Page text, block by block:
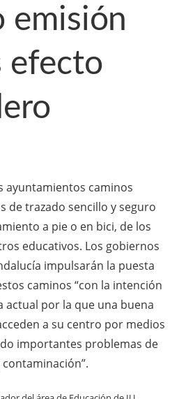
emisión
efecto
ayuntamientos caminos
de trazado sencillo y seguro
a pie o en bici, de los
educativos. Los gobiernos
impulsarán la puesta
caminos “con la intención
actual por la que una buena
a su centro por medios
importantes problemas de